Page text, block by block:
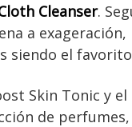
Cleanser.
a
siendo el
Skin Tonic y
de